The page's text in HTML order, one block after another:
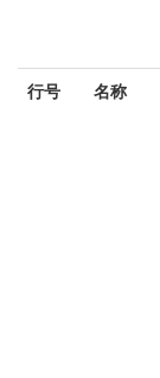
行号 名称